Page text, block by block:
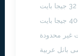
غير محدودة
بانل عربية